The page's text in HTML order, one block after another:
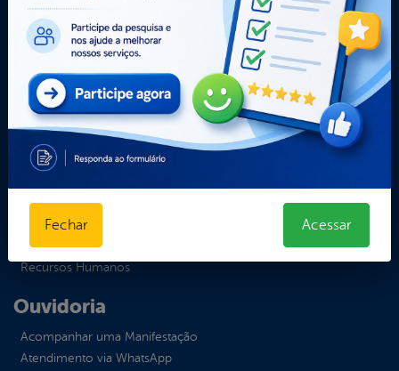
Diárias
Estrutura
Organizacional
Inicio
LGPD e Governo
Digital
Contratos
Planejamento e
Prestação de Contas
Receitas
Recursos Humanos
Formulários
Prazos e
autoridades
Sic Físico
Solicitar
Recurso
Solicitar um
Ouvidoria
Acompanhar uma Manifestação
Atendimento via WhatsApp
Fechar Acessar